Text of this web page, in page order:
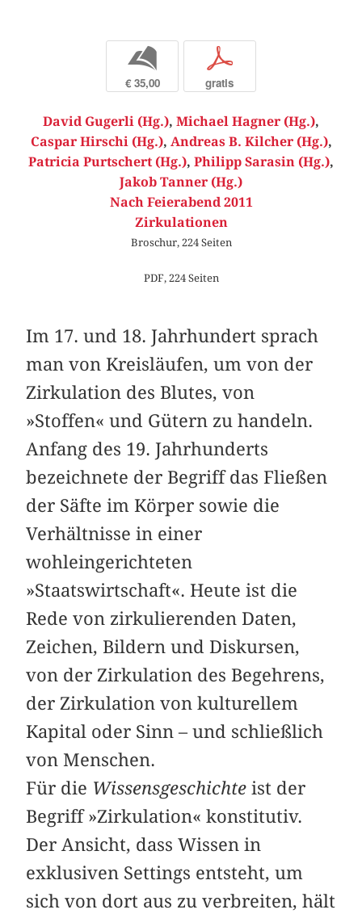
b
€ 35,00
p
gratis
David Gugerli (Hg.), Michael Hagner (Hg.),
Caspar Hirschi (Hg.), Andreas B. Kilcher (Hg.),
Patricia Purtschert (Hg.), Philipp Sarasin (Hg.),
Jakob Tanner (Hg.)
Nach Feierabend 2011
Zirkulationen
Broschur, 224 Seiten
PDF, 224 Seiten
Im 17. und 18. Jahrhundert sprach
man von Kreisläufen, um von der
Zirkulation des Blutes, von
»Stoffen« und Gütern zu handeln.
Anfang des 19. Jahrhunderts
bezeichnete der Begriff das Fließen
der Säfte im Körper sowie die
Verhältnisse in einer
wohleingerichteten
»Staatswirtschaft«. Heute ist die
Rede von zirkulierenden Daten,
Zeichen, Bildern und Diskursen,
von der Zirkulation des Begehrens,
der Zirkulation von kulturellem
Kapital oder Sinn – und schließlich
von ­Menschen.
Für die Wissensgeschichte ist der
Begriff »Zirkulation« konstitutiv.
Der Ansicht, dass Wissen in
exklusiven Settings entsteht, um
sich von dort aus zu verbreiten, hält